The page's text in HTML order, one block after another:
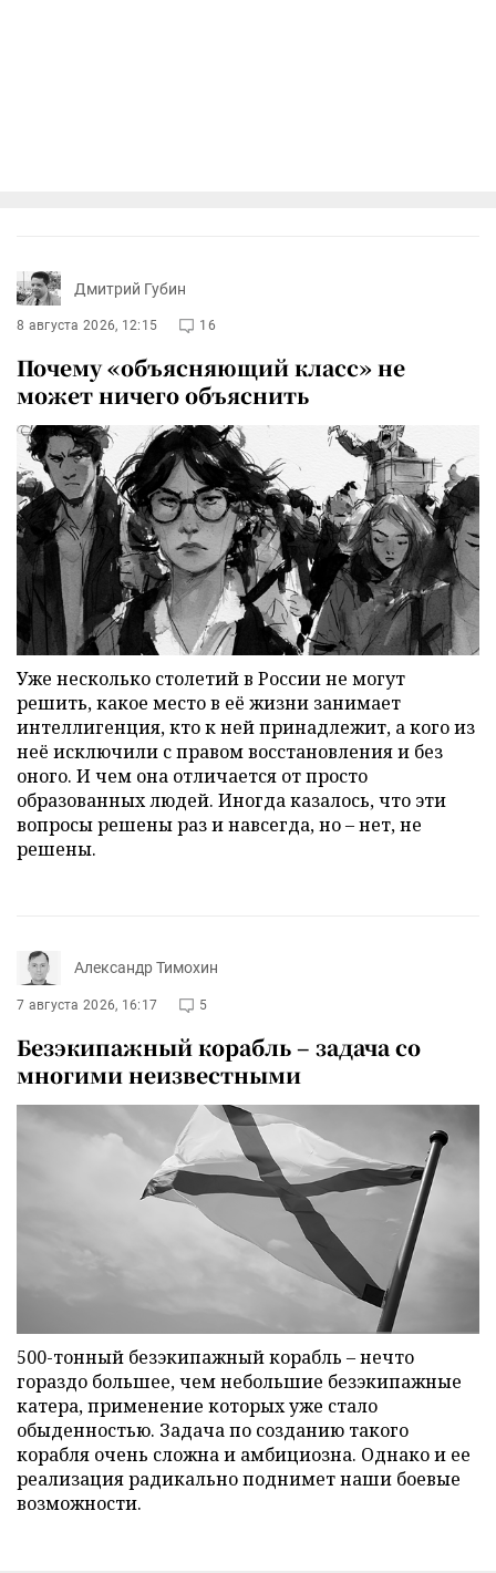
Дмитрий Губин
8 августа 2026, 12:15 16
Почему «объясняющий класс» не
может ничего объяснить
Уже несколько столетий в России не могут
решить, какое место в её жизни занимает
интеллигенция, кто к ней принадлежит, а кого из
неё исключили с правом восстановления и без
оного. И чем она отличается от просто
образованных людей. Иногда казалось, что эти
вопросы решены раз и навсегда, но – нет, не
решены.
Александр Тимохин
7 августа 2026, 16:17 5
Безэкипажный корабль – задача со
многими неизвестными
500-тонный безэкипажный корабль – нечто
гораздо большее, чем небольшие безэкипажные
катера, применение которых уже стало
обыденностью. Задача по созданию такого
корабля очень сложна и амбициозна. Однако и ее
реализация радикально поднимет наши боевые
возможности.